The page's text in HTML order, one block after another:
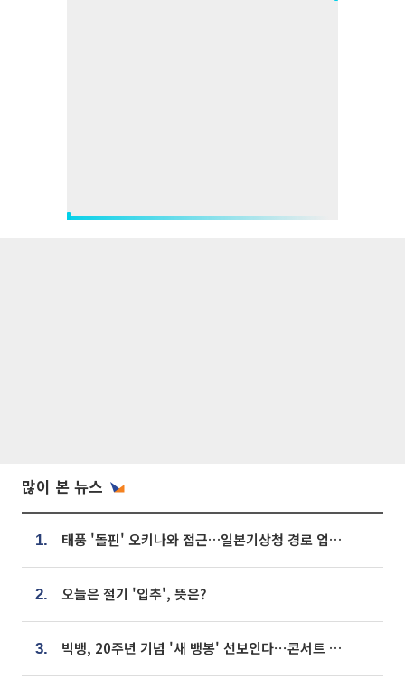
많이 본 뉴스
1. 태풍 '돌핀' 오키나와 접근…일본기상청 경로 업데이트
2. 오늘은 절기 '입추', 뜻은?
3. 빅뱅, 20주년 기념 '새 뱅봉' 선보인다⋯콘서트 앞두고 팝업 개최